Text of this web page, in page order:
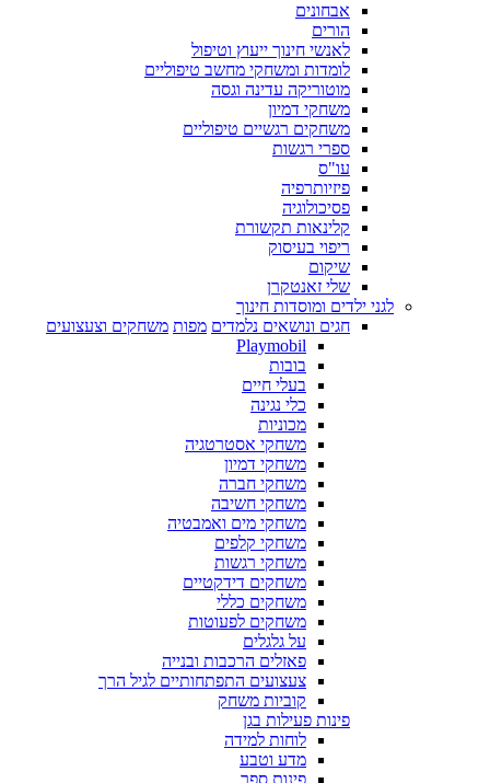
אבחונים
הורים
לאנשי חינוך ייעוץ וטיפול
לומדות ומשחקי מחשב טיפוליים
מוטוריקה עדינה וגסה
משחקי דמיון
משחקים רגשיים טיפוליים
ספרי רגשות
עו"ס
פיזיותרפיה
פסיכולוגיה
קלינאות תקשורת
ריפוי בעיסוק
שיקום
שלי זאנטקרן
לגני ילדים ומוסדות חינוך
חגים ונושאים נלמדים מפות משחקים וצעצועים
Playmobil
בובות
בעלי חיים
כלי נגינה
מכוניות
משחקי אסטרטגיה
משחקי דמיון
משחקי חברה
משחקי חשיבה
משחקי מים ואמבטיה
משחקי קלפים
משחקי רגשות
משחקים דידקטיים
משחקים כללי
משחקים לפעוטות
על גלגלים
פאזלים הרכבות ובנייה
צעצועים התפתחותיים לגיל הרך
קוביות משחק
פינות פעילות בגן
לוחות למידה
מדע וטבע
פינות ספר